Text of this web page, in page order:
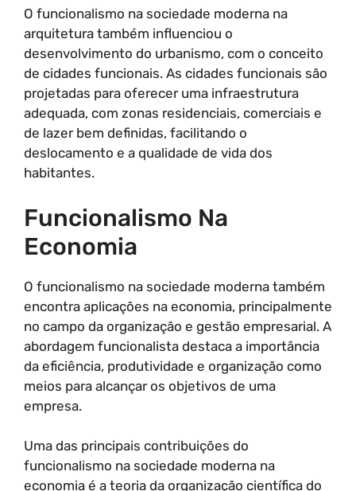
O funcionalismo na sociedade moderna na
arquitetura também influenciou o
desenvolvimento do urbanismo, com o conceito
de cidades funcionais. As cidades funcionais são
projetadas para oferecer uma infraestrutura
adequada, com zonas residenciais, comerciais e
de lazer bem definidas, facilitando o
deslocamento e a qualidade de vida dos
habitantes.
Funcionalismo Na
Economia
O funcionalismo na sociedade moderna também
encontra aplicações na economia, principalmente
no campo da organização e gestão empresarial. A
abordagem funcionalista destaca a importância
da eficiência, produtividade e organização como
meios para alcançar os objetivos de uma
empresa.
Uma das principais contribuições do
funcionalismo na sociedade moderna na
economia é a teoria da organização científica do